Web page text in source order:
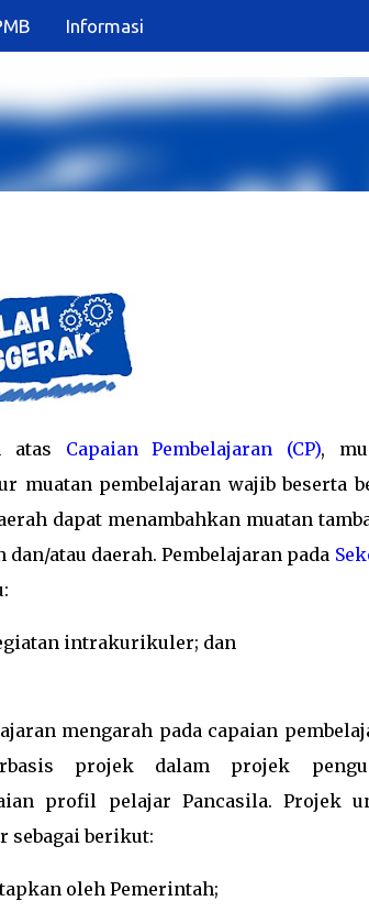
Informasi
Langsung ke konten utama
atas Capaian Pembelajaran (CP),
muatan pembelajaran wajib beserta
dapat menambahkan muatan
atau daerah. Pembelajaran pada
intrakurikuler; dan
mengarah pada capaian
projek dalam projek
profil pelajar Pancasila. Projek
sebagai berikut:
oleh Pemerintah;